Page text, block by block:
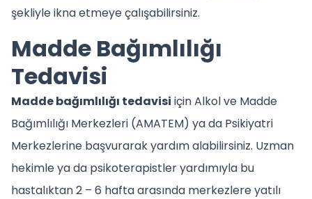
şekliyle ikna etmeye çalışabilirsiniz.
Madde Bağımlılığı
Tedavisi
Madde bağımlılığı tedavisi için Alkol ve Madde
Bağımlılığı Merkezleri (AMATEM) ya da Psikiyatri
Merkezlerine başvurarak yardım alabilirsiniz. Uzman
hekimle ya da psikoterapistler yardımıyla bu
hastalıktan 2 – 6 hafta arasında merkezlere yatılı